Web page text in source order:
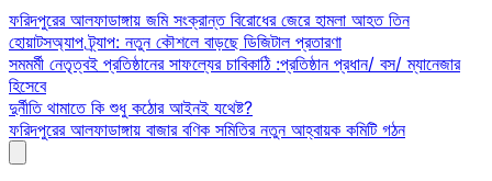
Skip
to
content
ফরিদপুরের আলফাডাঙ্গায় জমি সংক্রান্ত বিরোধের জেরে হামলা আহত তিন
হোয়াটসঅ্যাপ ট্র্যাপ: নতুন কৌশলে বাড়ছে ডিজিটাল প্রতারণা
সমমর্মী নেতৃত্বই প্রতিষ্ঠানের সাফল্যের চাবিকাঠি :প্রতিষ্ঠান প্রধান/ বস/ ম্যানেজার
হিসেবে
দুর্নীতি থামাতে কি শুধু কঠোর আইনই যথেষ্ট?
ফরিদপুরের আলফাডাঙ্গায় বাজার বণিক সমিতির নতুন আহ্বায়ক কমিটি গঠন